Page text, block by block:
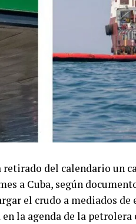
retirado del calendario un
a Cuba, según
el crudo a mediados
la agenda de la petrolera